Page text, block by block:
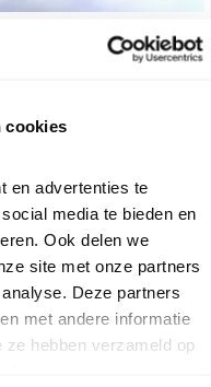
cookies
en advertenties te
media te bieden en
Ook delen we
site met onze partners
Deze partners
met andere informatie
hebben verzameld op
maar wie zijn